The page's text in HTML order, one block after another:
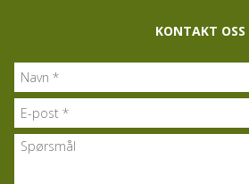
KONTAKT OSS